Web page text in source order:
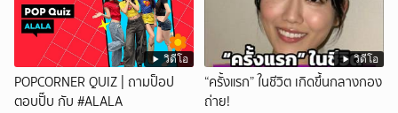
วิดีโอ
POPCORNER QUIZ | ถามป็อป
ตอบปั๊บ กับ #ALALA
วิดีโอ
“ครั้งแรก” ในชีวิต เกิดขึ้นกลางกอง
ถ่าย!